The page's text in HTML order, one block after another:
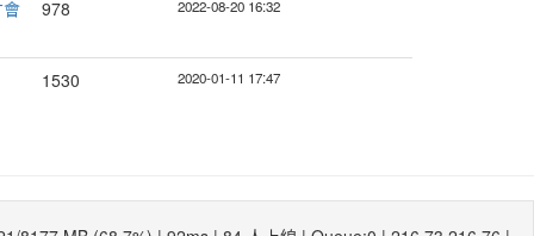
978 2022-08-20 16:32
1530 2020-01-11 17:47